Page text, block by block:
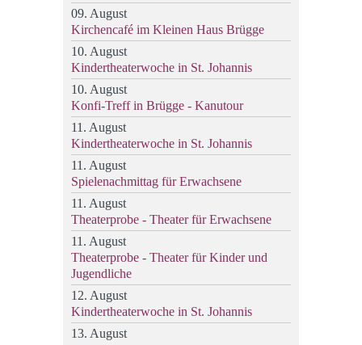
09. August
Kirchencafé im Kleinen Haus Brügge
10. August
Kindertheaterwoche in St. Johannis
10. August
Konfi-Treff in Brügge - Kanutour
11. August
Kindertheaterwoche in St. Johannis
11. August
Spielenachmittag für Erwachsene
11. August
Theaterprobe - Theater für Erwachsene
11. August
Theaterprobe - Theater für Kinder und
Jugendliche
12. August
Kindertheaterwoche in St. Johannis
13. August